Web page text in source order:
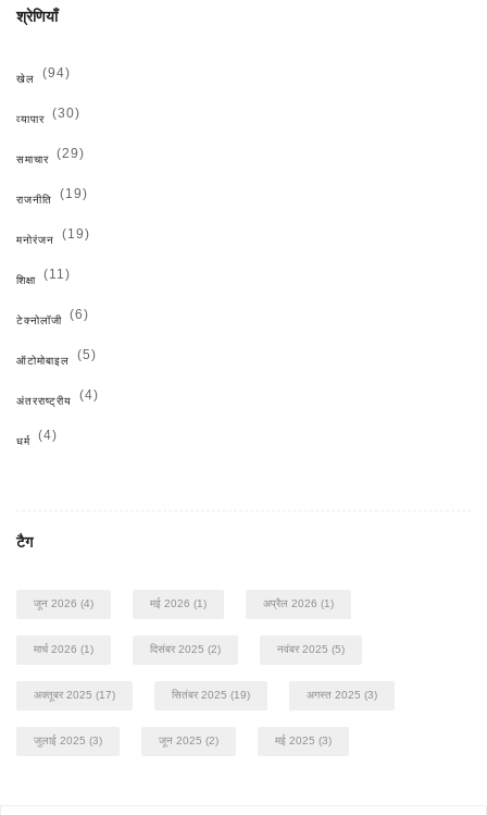
श्रेणियाँ
खेल (94)
व्यापार (30)
समाचार (29)
राजनीति (19)
मनोरंजन (19)
शिक्षा (11)
टेक्नोलॉजी (6)
ऑटोमोबाइल (5)
अंतरराष्ट्रीय (4)
धर्म (4)
टैग
जून 2026 (4) मई 2026 (1) अप्रैल 2026 (1)
मार्च 2026 (1) दिसंबर 2025 (2) नवंबर 2025 (5)
अक्तूबर 2025 (17) सितंबर 2025 (19) अगस्त 2025 (3)
जुलाई 2025 (3) जून 2025 (2) मई 2025 (3)